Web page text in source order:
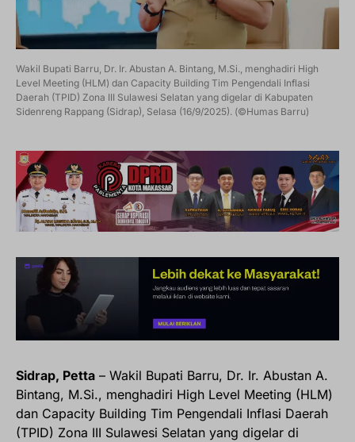
Wakil Bupati Barru, Dr. Ir. Abustan A. Bintang, M.Si., menghadiri High
Level Meeting (HLM) dan Capacity Building Tim Pengendali Inflasi
Daerah (TPID) Zona III Sulawesi Selatan yang digelar di Kabupaten
Sidenreng Rappang (Sidrap), Selasa (16/9/2025). (©Humas Barru)
Sidrap, Petta – Wakil Bupati Barru, Dr. Ir. Abustan A.
Bintang, M.Si., menghadiri High Level Meeting (HLM)
dan Capacity Building Tim Pengendali Inflasi Daerah
(TPID) Zona III Sulawesi Selatan yang digelar di